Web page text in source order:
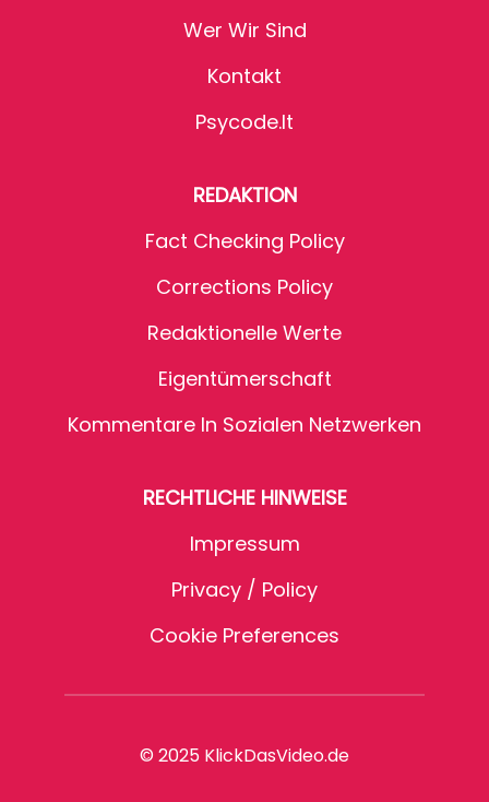
Wer Wir Sind
Kontakt
Psycode.it
REDAKTION
Fact Checking Policy
Corrections Policy
Redaktionelle Werte
Eigentümerschaft
Kommentare In Sozialen Netzwerken
RECHTLICHE HINWEISE
Impressum
Privacy / Policy
Cookie Preferences
© 2025 KlickDasVideo.de